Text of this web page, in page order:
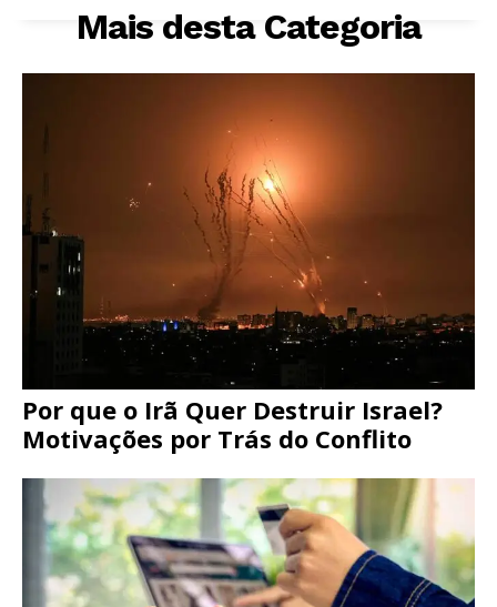
Mais desta Categoria
Por que o Irã Quer Destruir Israel?
Motivações por Trás do Conflito